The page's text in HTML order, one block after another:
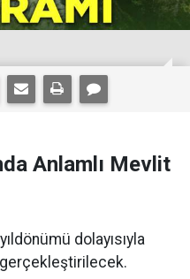
Anlamlı Mevlit
dolayısıyla